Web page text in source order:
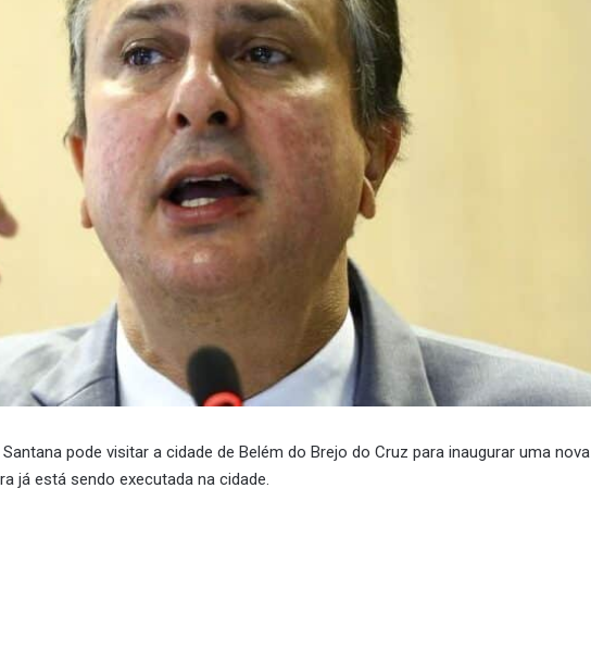
pode visitar a cidade de Belém do Brejo do Cruz para inaugurar uma nova
já está sendo executada na cidade.